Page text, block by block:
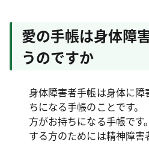
愛の手帳は身体障
うのですか
身体障害者手帳は身体に
ちになる手帳のことです
方がお持ちになる手帳で
する方のためには精神障